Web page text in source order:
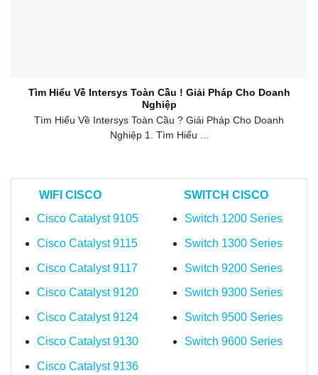
Tìm Hiểu Về Intersys Toàn Cầu ! Giải Pháp Cho Doanh
Nghiệp
Tìm Hiểu Về Intersys Toàn Cầu ? Giải Pháp Cho Doanh
Nghiệp 1. Tìm Hiểu ...
WIFI CISCO
Cisco Catalyst 9105
Cisco Catalyst 9115
Cisco Catalyst 9117
Cisco Catalyst 9120
Cisco Catalyst 9124
Cisco Catalyst 9130
Cisco Catalyst 9136
SWITCH CISCO
Switch 1200 Series
Switch 1300 Series
Switch 9200 Series
Switch 9300 Series
Switch 9500 Series
Switch 9600 Series